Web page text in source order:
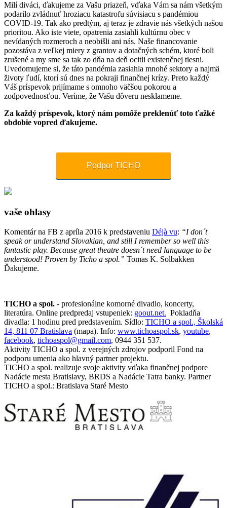
Milí diváci, ďakujeme za Vašu priazeň, vďaka Vám sa nám všetkým
podarilo zvládnuť hroziacu katastrofu súvisiacu s pandémiou
COVID-19. Tak ako predtým, aj teraz je zdravie nás všetkých našou
prioritou. Ako iste viete, opatrenia zasiahli kultúrnu obec v
nevídaných rozmeroch a neobišli ani nás. Naše financovanie
pozostáva z veľkej miery z grantov a dotačných schém, ktoré boli
zrušené a my sme sa tak zo dňa na deň ocitli existenčnej tiesni.
Uvedomujeme si, že táto pandémia zasiahla mnohé sektory a najmä
životy ľudí, ktorí sú dnes na pokraji finančnej krízy. Preto každý
Váš príspevok prijímame s omnoho väčšou pokorou a
zodpovednosťou. Veríme, že Vašu dôveru nesklameme.
Za každý príspevok, ktorý nám pomôže preklenúť toto ťažké
obdobie vopred ďakujeme.
Podpor TICHO
vaše ohlasy
Komentár na FB z apríla 2016 k predstaveniu Déjà vu: “I don´t
speak or understand Slovakian, and still I remember so well this
fantastic play. Because great theatre doesn´t need language to be
understood! Proven by Ticho a spol.” Tomas K. Solbakken
Ďakujeme.
TICHO a spol. - profesionálne komorné divadlo, koncerty,
literatúra. Online predpredaj vstupeniek: goout.net. Pokladňa
divadla: 1 hodinu pred predstavením. Sídlo: TICHO a spol., Školská
14, 811 07 Bratislava (mapa). Info: www.tichoaspol.sk, youtube,
facebook, tichoaspol@gmail.com, 0944 351 537.
Aktivity TICHO a spol. z verejných zdrojov podporil Fond na
podporu umenia ako hlavný partner projektu.
TICHO a spol. realizuje svoje aktivity vďaka finančnej podpore
Nadácie mesta Bratislavy, BRDS a Nadácie Tatra banky. Partner
TICHO a spol.: Bratislava Staré Mesto